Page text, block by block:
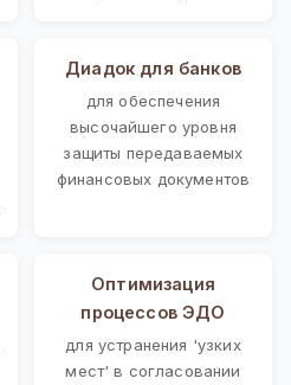
Диадок для банков
для обеспечения
высочайшего уровня
защиты передаваемых
финансовых документов
Оптимизация
процессов ЭДО
для устранения 'узких
мест' в согласовании